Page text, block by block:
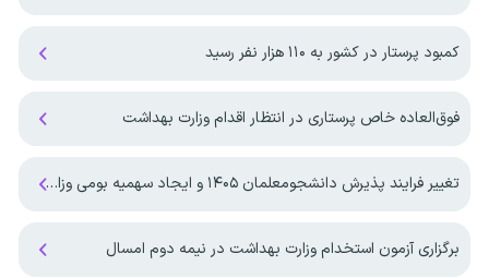
کمبود پرستار در کشور به ۱۱۰ هزار نفر رسید
فوق‌العاده خاص پرستاری در انتظار اقدام وزارت بهداشت
تغییر فرایند پذیرش دانشجومعلمان ۱۴۰۵ و ایجاد سهمیه بومی وزارت بهداشت
برگزاری آزمون استخدام وزارت بهداشت در نیمه دوم امسال